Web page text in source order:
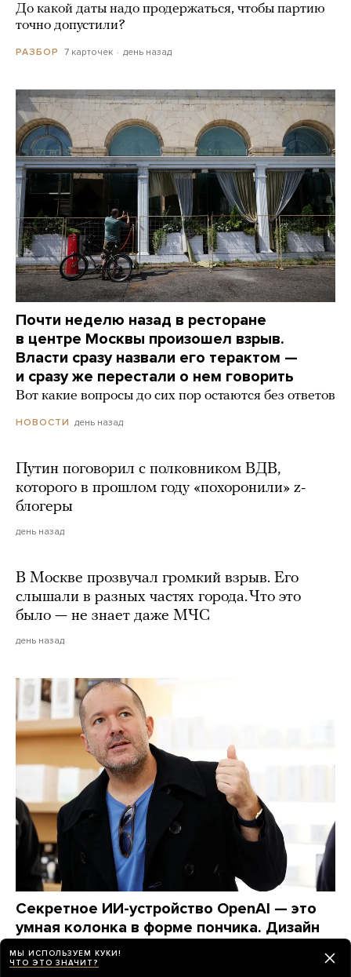
До какой даты надо продержаться, чтобы партию
точно допустили?
РАЗБОР 7 карточек день назад
Почти неделю назад в ресторане
в центре Москвы произошел взрыв.
Власти сразу назвали его терактом —
и сразу же перестали о нем говорить
Вот какие вопросы до сих пор остаются без ответов
НОВОСТИ день назад
Путин поговорил с полковником ВДВ,
которого в прошлом году «похоронили» z-
блогеры
день назад
В Москве прозвучал громкий взрыв. Его
слышали в разных частях города. Что это
было — не знает даже МЧС
день назад
Секретное ИИ-устройство OpenAI — это
умная колонка в форме пончика. Дизайн
разработала компания Джони Айва
Вот что узнал Bloomberg об этом гаджете
МЫ ИСПОЛЬЗУЕМ КУКИ!
ЧТО ЭТО ЗНАЧИТ?